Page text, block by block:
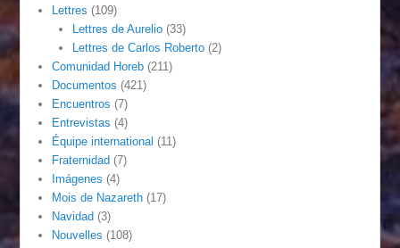
Lettres (109)
Lettres de Aurelio(33)
Lettres de Carlos Roberto(2)
Comunidad Horeb (211)
Documentos (421)
Encuentros (7)
Entrevistas (4)
Équipe international (11)
Fraternidad (7)
Imágenes (4)
Mois de Nazareth (17)
Navidad (3)
Nouvelles (108)